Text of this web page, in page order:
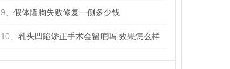
9、 假体隆胸失败修复一侧多少钱
10、 乳头凹陷矫正手术会留疤吗,效果怎么样